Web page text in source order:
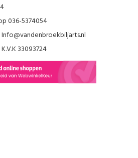
036-5374054
Info@vandenbroekbiljarts.nl
33093724